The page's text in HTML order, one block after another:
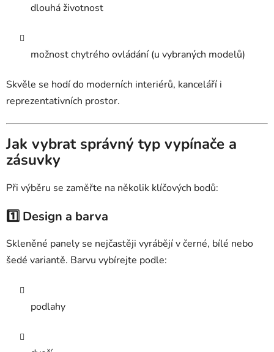
dlouhá životnost
možnost chytrého ovládání (u vybraných modelů)
Skvěle se hodí do moderních interiérů, kanceláří i
reprezentativních prostor.
Jak vybrat správný typ vypínače a
zásuvky
Při výběru se zaměřte na několik klíčových bodů:
1️⃣ Design a barva
Skleněné panely se nejčastěji vyrábějí v černé, bílé nebo
šedé variantě. Barvu vybírejte podle:
podlahy